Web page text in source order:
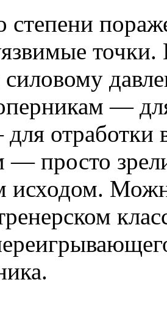
степени
силовому
—
отработки
— просто